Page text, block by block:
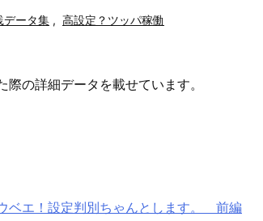
データ集 , 高設定？ツッパ稼働
の詳細データを載せています。
ベエ！設定判別ちゃんとします。 前編